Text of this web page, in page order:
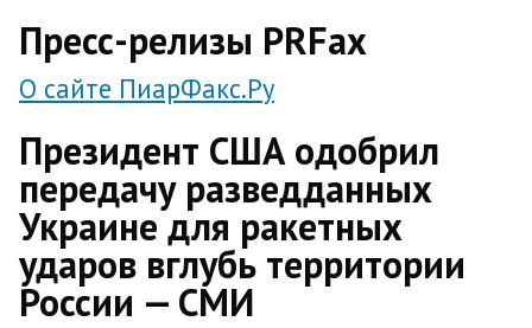
Пресс-релизы PRFax
О сайте ПиарФакс.Ру
Президент США одобрил
передачу разведданных
Украине для ракетных
ударов вглубь территории
России — СМИ